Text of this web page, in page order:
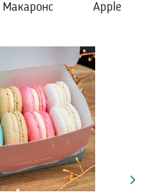
Макаронс Apple
Next